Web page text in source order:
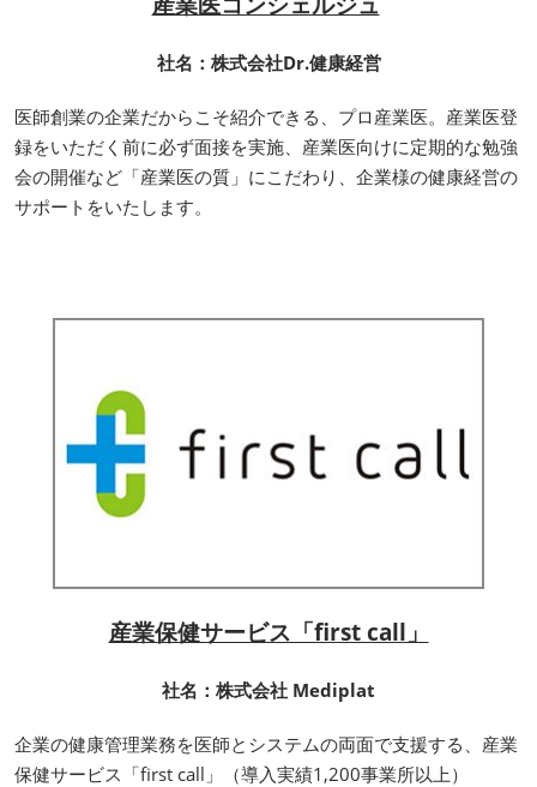
社名：株式会社Dr.健康経営
医師創業の企業だからこそ紹介できる、プロ産業医。産業医登
録をいただく前に必ず面接を実施、産業医向けに定期的な勉強
会の開催など「産業医の質」にこだわり、企業様の健康経営の
サポートをいたします。
産業保健サービス「first call」
社名：株式会社 Mediplat
企業の健康管理業務を医師とシステムの両面で支援する、産業
保健サービス「first call」（導入実績1,200事業所以上）